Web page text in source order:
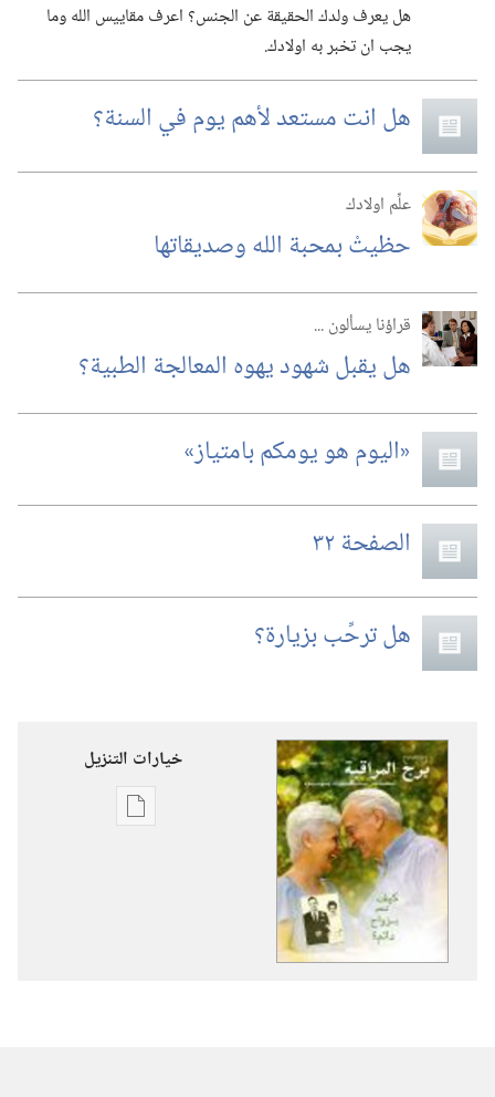
هل يعرف ولدك الحقيقة عن الجنس؟‏ اعرف مقاييس الله وما
يجب ان تخبر به اولادك.‏
هل انت مستعد لأهم يوم في السنة؟‏
علِّم اولادك
حظيتْ بمحبة الله وصديقاتها
قراؤنا يسألون‏ ‏...
هل يقبل شهود يهوه المعالجة الطبية؟‏
‏«اليوم هو يومكم بامتياز»‏
الصفحة ٣٢
هل ترحِّب بزيارة؟‏
خيارات التنزيل
خيارات